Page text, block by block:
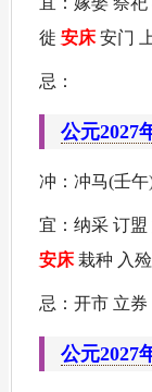
徙 安床安门
忌：
公元2027
冲：冲马(壬
宜：纳采 订
安床栽种 入
忌：开市 立券
公元2027